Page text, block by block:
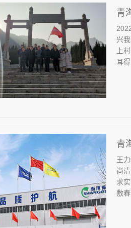
青
兴
上
耳
青
王
尚
求
敷